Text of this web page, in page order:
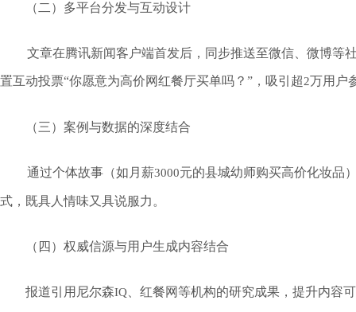
（二）多平台分发与互动设计
文章在腾讯新闻客户端首发后，同步推送至微信、微博等
置互动投票“你愿意为高价网红餐厅买单吗？”，吸引超2万用户
（三）案例与数据的深度结合
通过个体故事（如月薪3000元的县城幼师购买高价化妆品
式，既具人情味又具说服力。
（四）权威信源与用户生成内容结合
报道引用尼尔森IQ 、红餐网等机构的研究成果，提升内容